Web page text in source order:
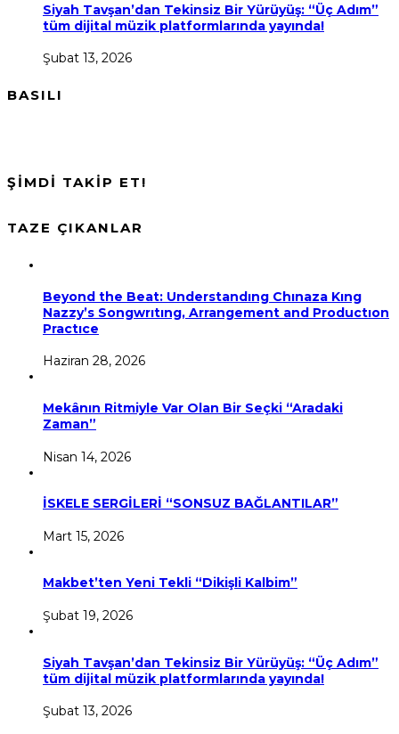
Siyah Tavşan’dan Tekinsiz Bir Yürüyüş: “Üç Adım”
tüm dijital müzik platformlarında yayında!
Şubat 13, 2026
BASILI
ŞİMDİ TAKİP ET!
TAZE ÇIKANLAR
Beyond the Beat: Understandıng Chınaza Kıng
Nazzy’s Songwrıtıng, Arrangement and Productıon
Practıce
Haziran 28, 2026
Mekânın Ritmiyle Var Olan Bir Seçki “Aradaki
Zaman”
Nisan 14, 2026
İSKELE SERGİLERİ “SONSUZ BAĞLANTILAR”
Mart 15, 2026
Makbet’ten Yeni Tekli “Dikişli Kalbim”
Şubat 19, 2026
Siyah Tavşan’dan Tekinsiz Bir Yürüyüş: “Üç Adım”
tüm dijital müzik platformlarında yayında!
Şubat 13, 2026